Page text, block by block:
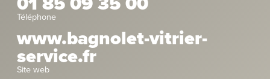
Téléphone
www.bagnolet-vitrier-
service.fr
Site web